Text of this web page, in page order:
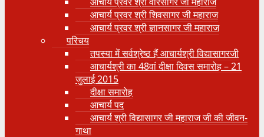
आचार्य प्रवर श्री शिवसागर जी महाराज
आचार्य प्रवर श्री ज्ञानसागर जी महाराज
परिचय
तपस्या में सर्वश्रेष्ठ हैं आचार्यश्री विद्यासागरजी
आचार्यश्री का 48वां दीक्षा दिवस समारोह – 21
जुलाई 2015
दीक्षा समारोह
आचार्य पद
आचार्य श्री विद्यासागर जी महाराज जी की जीवन-
गाथा